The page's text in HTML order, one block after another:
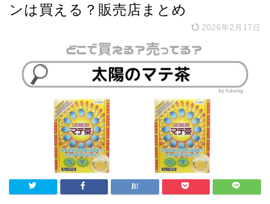
ンは買える？販売店まとめ
2026年2月17日